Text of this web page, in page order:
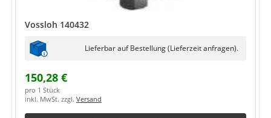
Vossloh 140432
Lieferbar auf Bestellung (Lieferzeit anfragen).
150,28 €
pro 1 Stück
inkl. MwSt. zzgl. Versand